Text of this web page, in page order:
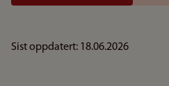
Sist oppdatert: 18.06.2026